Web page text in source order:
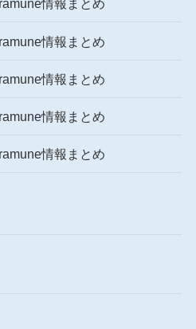
情報まとめ
情報まとめ
情報まとめ
情報まとめ
情報まとめ